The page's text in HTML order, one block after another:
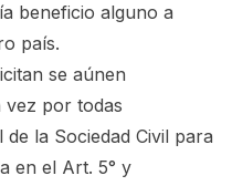
beneficio alguno a
país.
se aúnen
por todas
la Sociedad Civil para
en el Art. 5° y